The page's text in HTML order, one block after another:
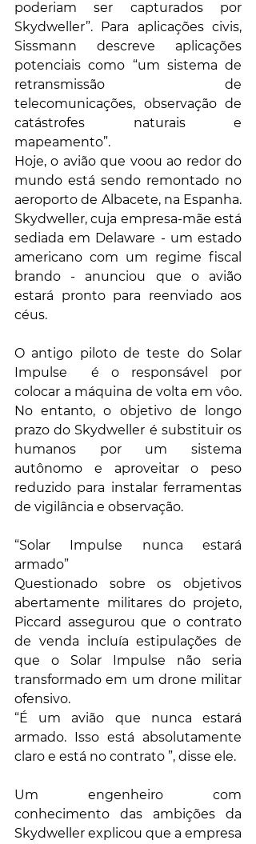
poderiam ser capturados por
Skydweller”. Para aplicações civis,
Sissmann descreve aplicações
potenciais como “um sistema de
retransmissão de
telecomunicações, observação de
catástrofes naturais e
mapeamento”.
Hoje, o avião que voou ao redor do
mundo está sendo remontado no
aeroporto de Albacete, na Espanha.
Skydweller, cuja empresa-mãe está
sediada em Delaware - um estado
americano com um regime fiscal
brando - anunciou que o avião
estará pronto para reenviado aos
céus.
O antigo piloto de teste do Solar
Impulse  é o responsável por
colocar a máquina de volta em vôo.
No entanto, o objetivo de longo
prazo do Skydweller é substituir os
humanos por um sistema
autônomo e aproveitar o peso
reduzido para instalar ferramentas
de vigilância e observação.
“Solar Impulse nunca estará
armado”
Questionado sobre os objetivos
abertamente militares do projeto,
Piccard assegurou que o contrato
de venda incluía estipulações de
que o Solar Impulse não seria
transformado em um drone militar
ofensivo.
“É um avião que nunca estará
armado. Isso está absolutamente
claro e está no contrato ”, disse ele.
Um engenheiro com
conhecimento das ambições da
Skydweller explicou que a empresa